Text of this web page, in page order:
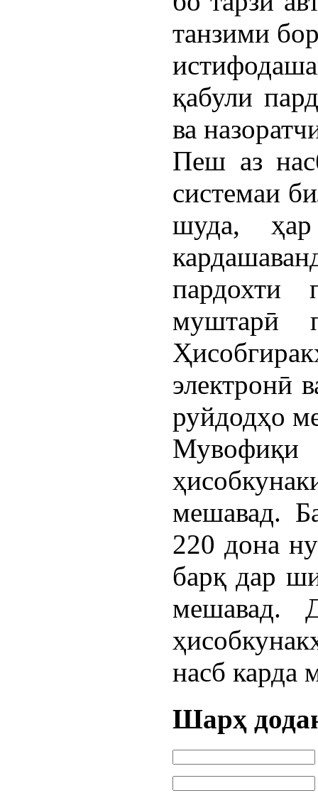
танзими
қабули
ва
Пеш аз
системаи
шуда,
пардохти
муштарӣ
электронӣ
руйдодҳо
мешавад.
220 дона
барқ дар
мешавад.
насб карда
Шарҳ